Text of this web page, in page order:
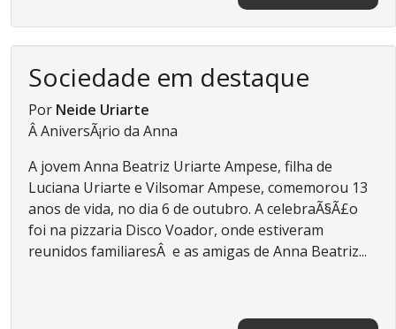
Sociedade em destaque
Por Neide Uriarte
Â AniversÃ¡rio da Anna
A jovem Anna Beatriz Uriarte Ampese, filha de
Luciana Uriarte e Vilsomar Ampese, comemorou 13
anos de vida, no dia 6 de outubro. A celebraÃ§Ã£o
foi na pizzaria Disco Voador, onde estiveram
reunidos familiaresÂ e as amigas de Anna Beatriz...